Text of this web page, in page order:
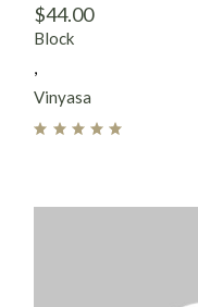
$44.00
Block
Vinyasa